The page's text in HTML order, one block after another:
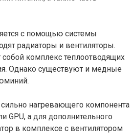
с помощью системы
радиаторы и вентиляторы.
комплекс теплоотводящих
Однако существуют и медные
нагревающего компонента
GPU, а для дополнительного
в комплексе с вентилятором